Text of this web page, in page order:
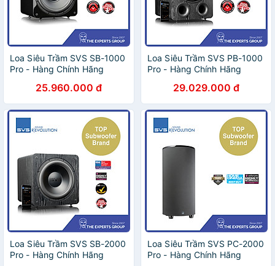
Loa Siêu Trầm SVS SB-1000
Pro - Hàng Chính Hãng
25.960.000 đ
Loa Siêu Trầm SVS PB-1000
Pro - Hàng Chính Hãng
29.029.000 đ
Loa Siêu Trầm SVS SB-2000
Pro - Hàng Chính Hãng
Loa Siêu Trầm SVS PC-2000
Pro - Hàng Chính Hãng